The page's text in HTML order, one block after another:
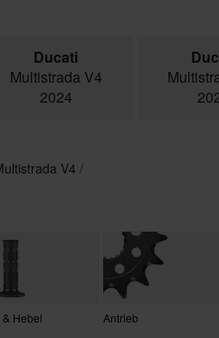
Ducati
Multistrada V4
2024
V4
Hebel Antrieb